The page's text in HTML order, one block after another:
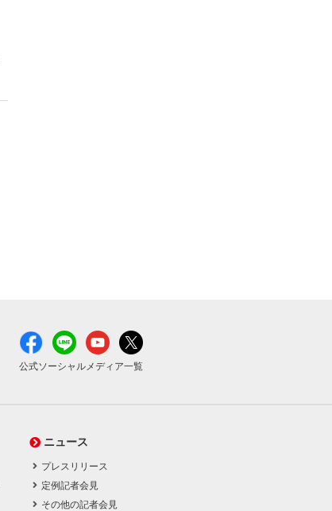
公式ソーシャルメディア一覧
ニュース
プレスリリース
定例記者会見
その他の記者会見